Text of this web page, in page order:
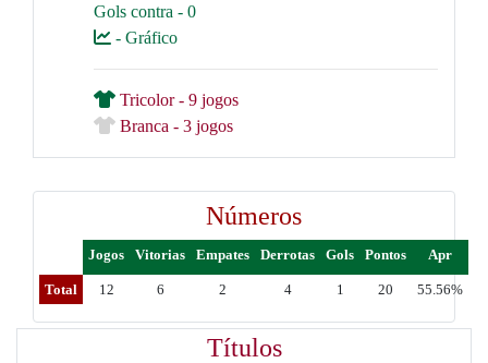
Gols contra - 0
- Gráfico
Tricolor - 9 jogos
Branca - 3 jogos
Números
Jogos Vitorias Empates Derrotas Gols Pontos Apr
Total 12 6 2 4 1 20 55.56%
Títulos